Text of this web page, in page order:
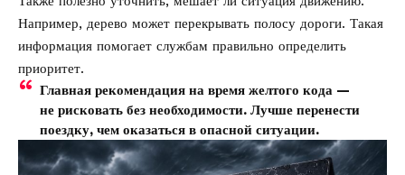
Например, дерево может перекрывать полосу дороги. Такая
информация помогает службам правильно определить
приоритет.
Главная рекомендация на время желтого кода —
не рисковать без необходимости. Лучше перенести
поездку, чем оказаться в опасной ситуации.